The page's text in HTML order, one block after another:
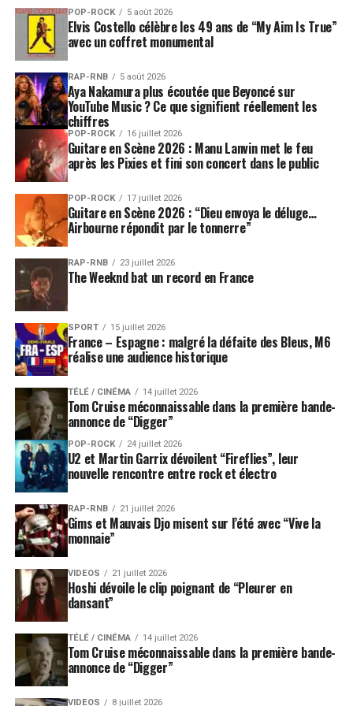
Ce concert ne devrait donc pas être perçu comme un
simple détour nostalgique. Il peut au contraire
fonctionner comme une célébration vivante d’un
répertoire, d’un son et d’une culture musicale. Le
formatRonnie Wood and His Band featuring Imelda
Maylaisse imaginer une soirée où les morceaux solo, les
clins d’œil aux Faces, les classiques revisités et les
standards rock ou blues pourraient cohabiter dans un
esprit très direct.
ÀL’Olympia, cette promesse prend une dimension
particulière. La salle parisienne a accueilli certains des
plus grands noms de la chanson, du rock et du spectacle
vivant. Elle offre un cadre plus intime que les grandes
enceintes où évoluent habituellement les Rolling
Stones. Pour Ronnie Wood, ce type de scène peut
permettre de remettre au premier plan le plaisir de
jouer, la chaleur d’un groupe et le contact avec un
public de connaisseurs.
Une apparition française rare
pour un Rolling Stone
L’annonce de ce concert intervient dans un contexte où
chaque apparition liée aux Rolling Stones suscite
immédiatement l’attention. Le groupe reste l’une des
formations les plus scrutées de la planète rock, même
après plus de six décennies d’histoire. Chaque projet
fans, surtout lorsqu’il se traduit par une date en France.
La rareté joue ici un rôle central. Ronnie Wood ne se
produit pas régulièrement en solo dans l’Hexagone.
Cette soirée du5 septembre 2026à Paris aura donc une
valeur particulière pour les collectionneurs de concerts,
POP-ROCK 5 août 2026
Elvis Costello célèbre les 49 ans de “My Aim Is True”
avec un coffret monumental
RAP-RNB 5 août 2026
Aya Nakamura plus écoutée que Beyoncé sur
YouTube Music ? Ce que signifient réellement les
chiffres
POP-ROCK 16 juillet 2026
Guitare en Scène 2026 : Manu Lanvin met le feu
après les Pixies et fini son concert dans le public
POP-ROCK 17 juillet 2026
Guitare en Scène 2026 : “Dieu envoya le déluge…
Airbourne répondit par le tonnerre”
RAP-RNB 23 juillet 2026
The Weeknd bat un record en France
SPORT 15 juillet 2026
France – Espagne : malgré la défaite des Bleus, M6
réalise une audience historique
TÉLÉ / CINÉMA 14 juillet 2026
Tom Cruise méconnaissable dans la première bande-
annonce de “Digger”
POP-ROCK 24 juillet 2026
U2 et Martin Garrix dévoilent “Fireflies”, leur
nouvelle rencontre entre rock et électro
RAP-RNB 21 juillet 2026
Gims et Mauvais Djo misent sur l’été avec “Vive la
monnaie”
VIDEOS 21 juillet 2026
Hoshi dévoile le clip poignant de “Pleurer en
dansant”
TÉLÉ / CINÉMA 14 juillet 2026
Tom Cruise méconnaissable dans la première bande-
annonce de “Digger”
VIDEOS 8 juillet 2026